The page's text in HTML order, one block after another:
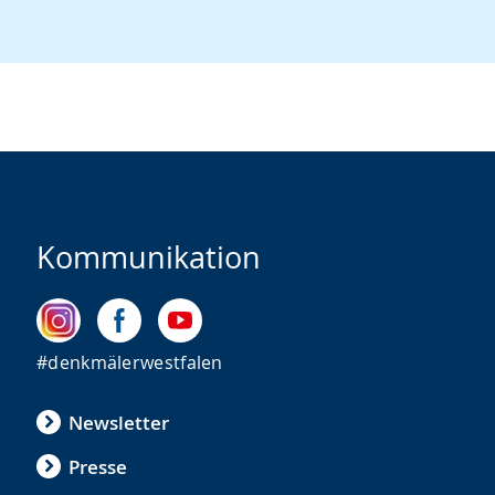
Kommunikation
#denkmälerwestfalen
Newsletter
Presse